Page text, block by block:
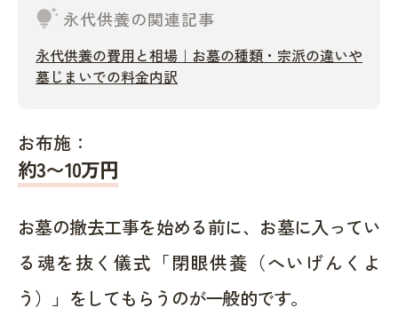
tips_and_updates 永代供養の関連記事
永代供養の費用と相場｜お墓の種類・宗派の違いや
墓じまいでの料金内訳
お布施：
約3〜10万円
お墓の撤去工事を始める前に、お墓に入ってい
る魂を抜く儀式「閉眼供養（へいげんくよ
う）」をしてもらうのが一般的です。